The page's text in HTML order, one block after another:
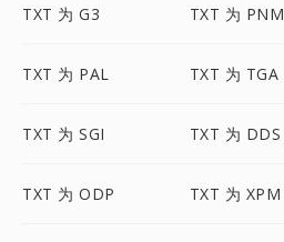
TXT 为 G3 TXT 为 PNM
TXT 为 PAL TXT 为 TGA
TXT 为 SGI TXT 为 DDS
TXT 为 ODP TXT 为 XPM